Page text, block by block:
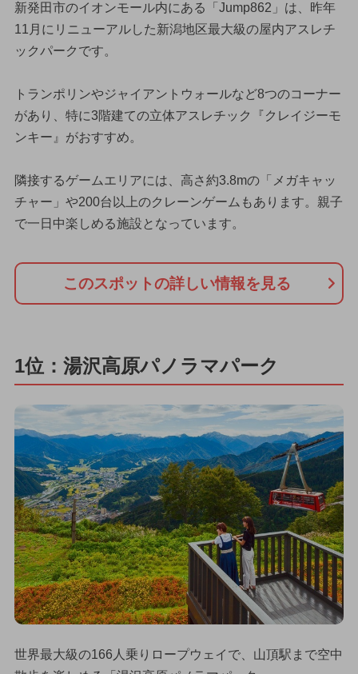
新発田市のイオンモール内にある「Jump862」は、昨年
11月にリニューアルした新潟地区最大級の屋内アスレチ
ックパークです。
トランポリンやジャイアントウォールなど8つのコーナー
があり、特に3階建ての立体アスレチック『クレイジーモ
ンキー』がおすすめ。
隣接するゲームエリアには、高さ約3.8mの「メガキャッ
チャー」や200台以上のクレーンゲームもあります。親子
で一日中楽しめる施設となっています。
このスポットの詳しい情報を見る
1位：湯沢高原パノラマパーク
世界最大級の166人乗りロープウェイで、山頂駅まで空中